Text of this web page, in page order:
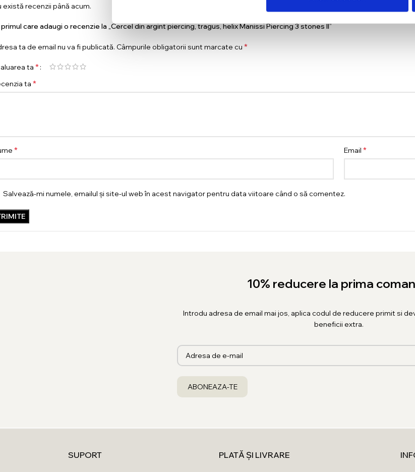
există recenzii până acum.
primul care adaugi o recenzie la „Cercel din argint piercing, tragus, helix Manissi Piercing 3 stones II”
ta de email nu va fi publicată. Câmpurile obligatorii sunt marcate cu *
ta *
ta *
* Email *
Salvează-mi numele, emailul și site-ul web în acest navigator pentru data viitoare când o să comentez.
10% reducere la prima
Introdu adresa de email mai jos, aplica codul de reducere primit si
beneficii extra.
SUPORT PLATĂ ȘI LIVRARE